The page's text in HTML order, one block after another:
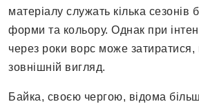
матеріалу служать кілька сезонів
форми та кольору. Однак при
через роки ворс може
зовнішній вигляд.
Байка, своєю чергою, відома